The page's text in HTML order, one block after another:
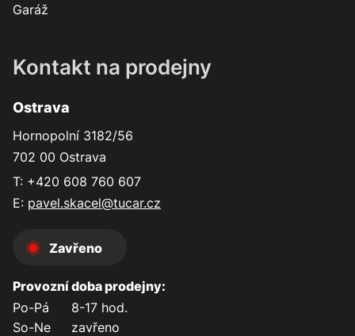
Garáž
Kontakt na prodejny
Ostrava
Hornopolní 3182/56
702 00 Ostrava
T: +420 608 760 607
E: pavel.skacel@tucar.cz
Zavřeno
Provozní doba prodejny:
Po-Pá
8-17 hod.
So-Ne
zavřeno